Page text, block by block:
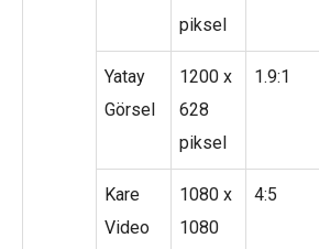
piksel
Yatay
Görsel
1200 x
628
piksel
1.9:1
Kare
Video
1080 x
1080
4:5